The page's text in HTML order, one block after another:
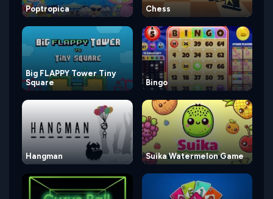
Poptropica Chess
Big FLAPPY Tower Tiny
Square
Bingo
Hangman Suika Watermelon Game